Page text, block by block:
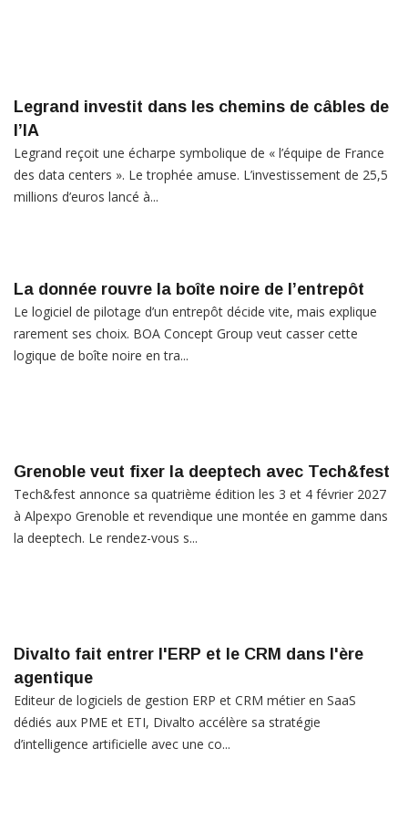
Legrand investit dans les chemins de câbles de
l’IA
Legrand reçoit une écharpe symbolique de « l’équipe de France
des data centers ». Le trophée amuse. L’investissement de 25,5
millions d’euros lancé à...
La donnée rouvre la boîte noire de l’entrepôt
Le logiciel de pilotage d’un entrepôt décide vite, mais explique
rarement ses choix. BOA Concept Group veut casser cette
logique de boîte noire en tra...
Grenoble veut fixer la deeptech avec Tech&fest
Tech&fest annonce sa quatrième édition les 3 et 4 février 2027
à Alpexpo Grenoble et revendique une montée en gamme dans
la deeptech. Le rendez-vous s...
Divalto fait entrer l'ERP et le CRM dans l'ère
agentique
Editeur de logiciels de gestion ERP et CRM métier en SaaS
dédiés aux PME et ETI, Divalto accélère sa stratégie
d’intelligence artificielle avec une co...